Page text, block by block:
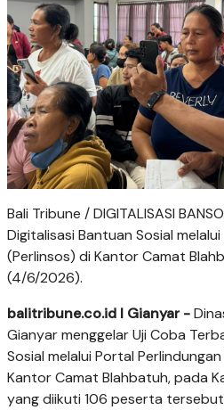
Bali Tribune / DIGITALISASI
Digitalisasi Bantuan Sosial
(Perlinsos) di Kantor Camat
(4/6/2026).
balitribune.co.id I Gianyar -
Gianyar menggelar Uji Coba
Sosial melalui Portal
Kantor Camat Blahbatuh, pada
yang diikuti 106 peserta